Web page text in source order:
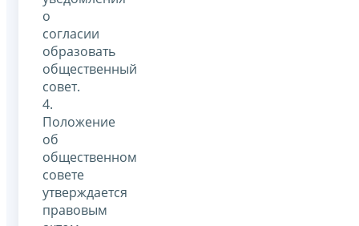
о
согласии
образовать
общественный
совет.
4.
Положение
об
общественном
совете
утверждается
правовым